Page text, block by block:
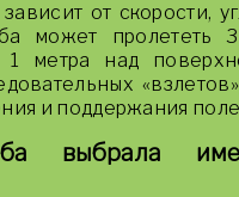
от скорости,
может пролететь
метра над
и поддержания
выбрала